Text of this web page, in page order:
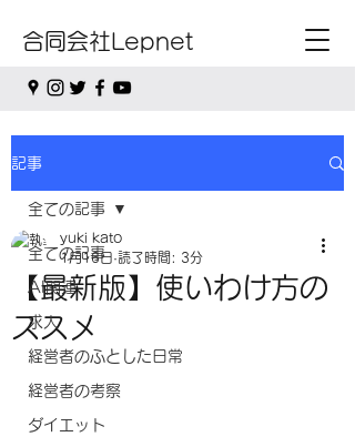
合同会社Lepnet
記事
全ての記事
AI関連
求人
経営者のふとした日常
経営者の考察
ダイエット
全ての記事
【最新版】使いわけ方の
ススメ
yuki kato
1月16日 読了時間: 3分